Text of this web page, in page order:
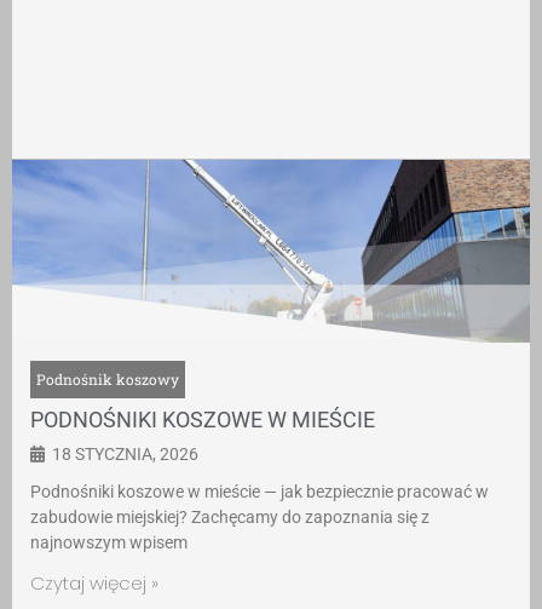
Podnośnik koszowy
PODNOŚNIKI KOSZOWE W MIEŚCIE
18 STYCZNIA, 2026
Podnośniki koszowe w mieście — jak bezpiecznie pracować w
zabudowie miejskiej? Zachęcamy do zapoznania się z
najnowszym wpisem
Czytaj więcej »